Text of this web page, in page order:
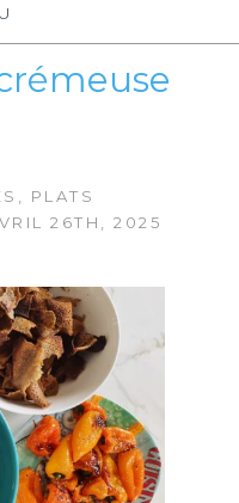
PLATS
26TH, 2025